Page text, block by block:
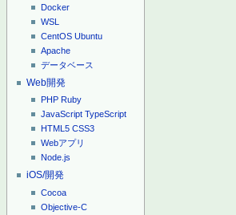
Docker
WSL
CentOS Ubuntu
Apache
データベース
Web開発
PHP Ruby
JavaScript TypeScript
HTML5 CSS3
Webアプリ
Node.js
iOS/開発
Cocoa
Objective-C